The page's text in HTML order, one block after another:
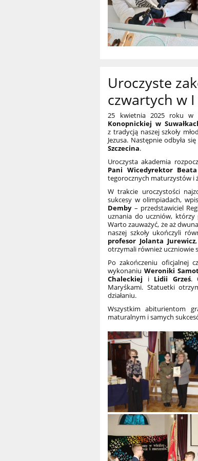
Uroczyste
czwartych w I
25 kwietnia 2025 roku w
Konopnickiej w
z tradycją naszej szkoły
Jezusa. Następnie odbyła
Szczecina.
Uroczysta akademia
Pani Wicedyrektor Beata
tegorocznych maturzystów i
W trakcie uroczystości
sukcesy w olimpiadach,
Demby– przedstawiciel
uznania do uczniów, którzy
Warto zauważyć, że aż
naszej szkoły ukończyli
profesor Jolanta Jurewicz
otrzymali również uczniowie
Po zakończeniu oficjalnej
wykonaniuWeroniki
Chaleckiej i Lidii Grześ.
Maryśkami. Statuetki
działaniu.
Wszystkim abiturientom
maturalnym i samych